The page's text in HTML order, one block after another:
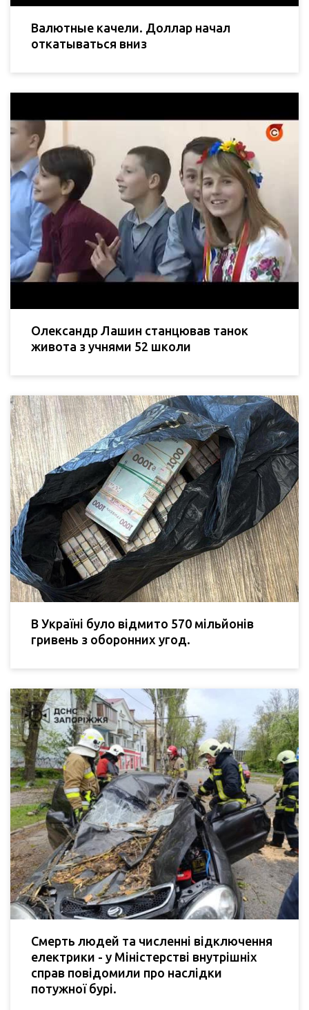
Валютные качели. Доллар начал
откатываться вниз
Олександр Лашин станцював танок
живота з учнями 52 школи
В Україні було відмито 570 мільйонів
гривень з оборонних угод.
Смерть людей та численні відключення
електрики - у Міністерстві внутрішніх
справ повідомили про наслідки
потужної бурі.